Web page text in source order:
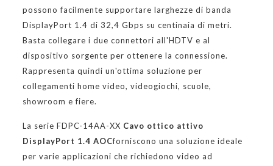
possono facilmente supportare larghezze di banda
DisplayPort 1.4 di 32,4 Gbps su centinaia di metri.
Basta collegare i due connettori all'HDTV e al
dispositivo sorgente per ottenere la connessione.
Rappresenta quindi un'ottima soluzione per
collegamenti home video, videogiochi, scuole,
showroom e fiere.
La serie FDPC-14AA-XX Cavo ottico attivo
DisplayPort 1.4 AOCforniscono una soluzione ideale
per varie applicazioni che richiedono video ad